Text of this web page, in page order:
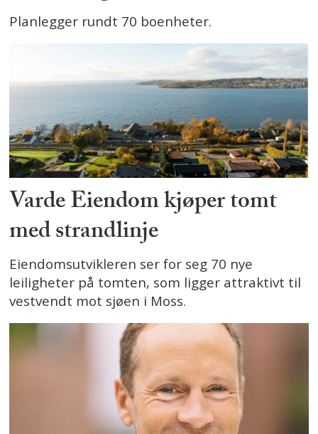
Planlegger rundt 70 boenheter.
Varde Eiendom kjøper tomt
med strandlinje
Eiendomsutvikleren ser for seg 70 nye
leiligheter på tomten, som ligger attraktivt til
vestvendt mot sjøen i Moss.